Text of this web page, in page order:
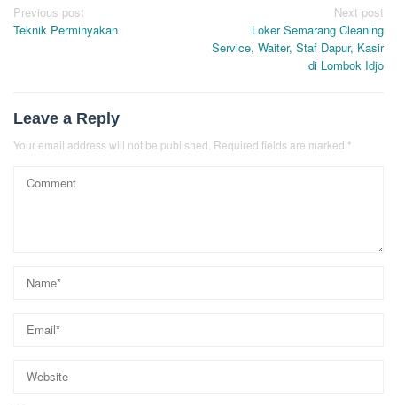
Post
navigation
Previous post
Teknik Perminyakan
Next post
Loker Semarang Cleaning
Service, Waiter, Staf Dapur, Kasir
di Lombok Idjo
Leave a Reply
Your email address will not be published. Required fields are marked *